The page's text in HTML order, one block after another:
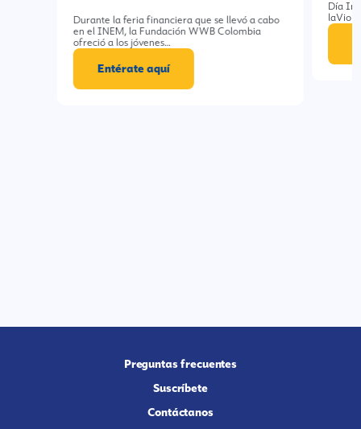
Durante la feria financiera que se llevó a cabo
en el INEM, la Fundación WWB Colombia
ofreció a los jóvenes…
Entérate aquí
Día
Preguntas frecuentes
Suscríbete
Contáctanos